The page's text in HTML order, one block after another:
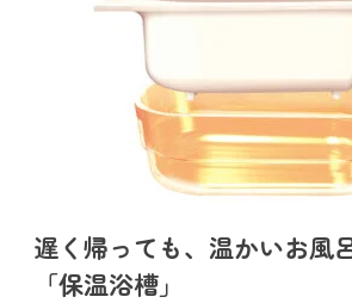
遅く帰っても、温かいお風
「保温浴槽」